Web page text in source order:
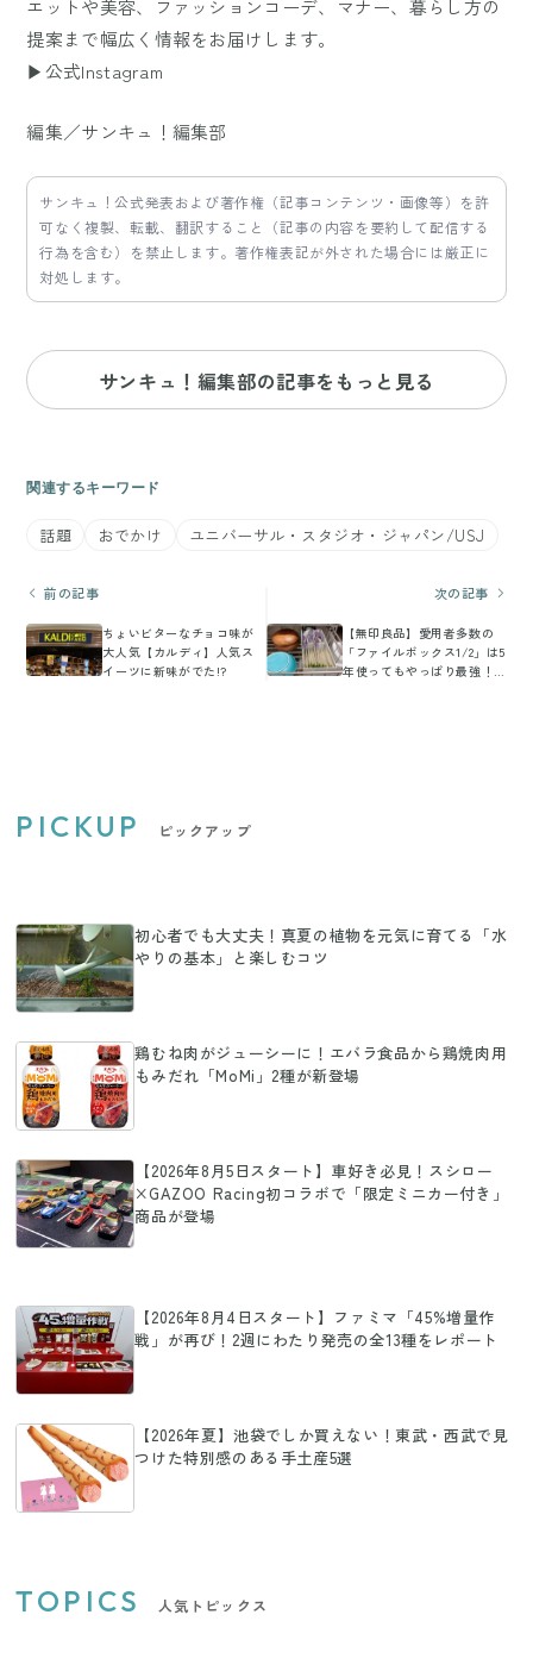
エットや美容、ファッションコーデ、マナー、暮らし方の
提案まで幅広く情報をお届けします。
▶公式Instagram
編集／サンキュ！編集部
サンキュ！公式発表および著作権（記事コンテンツ・画像等）を許
可なく複製、転載、翻訳すること（記事の内容を要約して配信する
行為を含む）を禁止します。著作権表記が外された場合には厳正に
対処します。
サンキュ！編集部の記事をもっと見る
関連するキーワード
話題 おでかけ ユニバーサル・スタジオ・ジャパン/USJ
前の記事
ちょいビターなチョコ味が
大人気【カルディ】人気ス
イーツに新味がでた!?
次の記事
【無印良品】愛用者多数の
「ファイルボックス1/2」は5
年使ってもやっぱり最強！
PICKUP ピックアップ
初心者でも大丈夫！真夏の植物を元気に育てる「水
やりの基本」と楽しむコツ
鶏むね肉がジューシーに！エバラ食品から鶏焼肉用
もみだれ「MoMi」2種が新登場
【2026年8月5日スタート】車好き必見！スシロー
×GAZOO Racing初コラボで「限定ミニカー付き」
商品が登場
【2026年8月4日スタート】ファミマ「45%増量作
戦」が再び！2週にわたり発売の全13種をレポート
【2026年夏】池袋でしか買えない！東武・西武で見
つけた特別感のある手土産5選
TOPICS 人気トピックス